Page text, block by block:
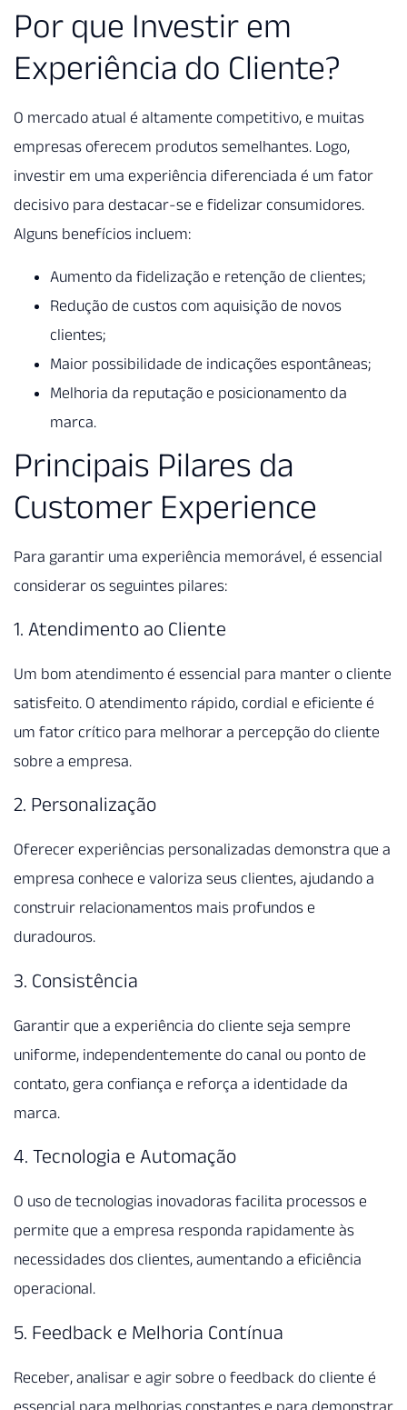
Por que Investir em
Experiência do Cliente?
O mercado atual é altamente competitivo, e muitas
empresas oferecem produtos semelhantes. Logo,
investir em uma experiência diferenciada é um fator
decisivo para destacar-se e fidelizar consumidores.
Alguns benefícios incluem:
Aumento da fidelização e retenção de clientes;
Redução de custos com aquisição de novos
clientes;
Maior possibilidade de indicações espontâneas;
Melhoria da reputação e posicionamento da
marca.
Principais Pilares da
Customer Experience
Para garantir uma experiência memorável, é essencial
considerar os seguintes pilares:
1. Atendimento ao Cliente
Um bom atendimento é essencial para manter o cliente
satisfeito. O atendimento rápido, cordial e eficiente é
um fator crítico para melhorar a percepção do cliente
sobre a empresa.
2. Personalização
Oferecer experiências personalizadas demonstra que a
empresa conhece e valoriza seus clientes, ajudando a
construir relacionamentos mais profundos e
duradouros.
3. Consistência
Garantir que a experiência do cliente seja sempre
uniforme, independentemente do canal ou ponto de
contato, gera confiança e reforça a identidade da
marca.
4. Tecnologia e Automação
O uso de tecnologias inovadoras facilita processos e
permite que a empresa responda rapidamente às
necessidades dos clientes, aumentando a eficiência
operacional.
5. Feedback e Melhoria Contínua
Receber, analisar e agir sobre o feedback do cliente é
essencial para melhorias constantes e para demonstrar